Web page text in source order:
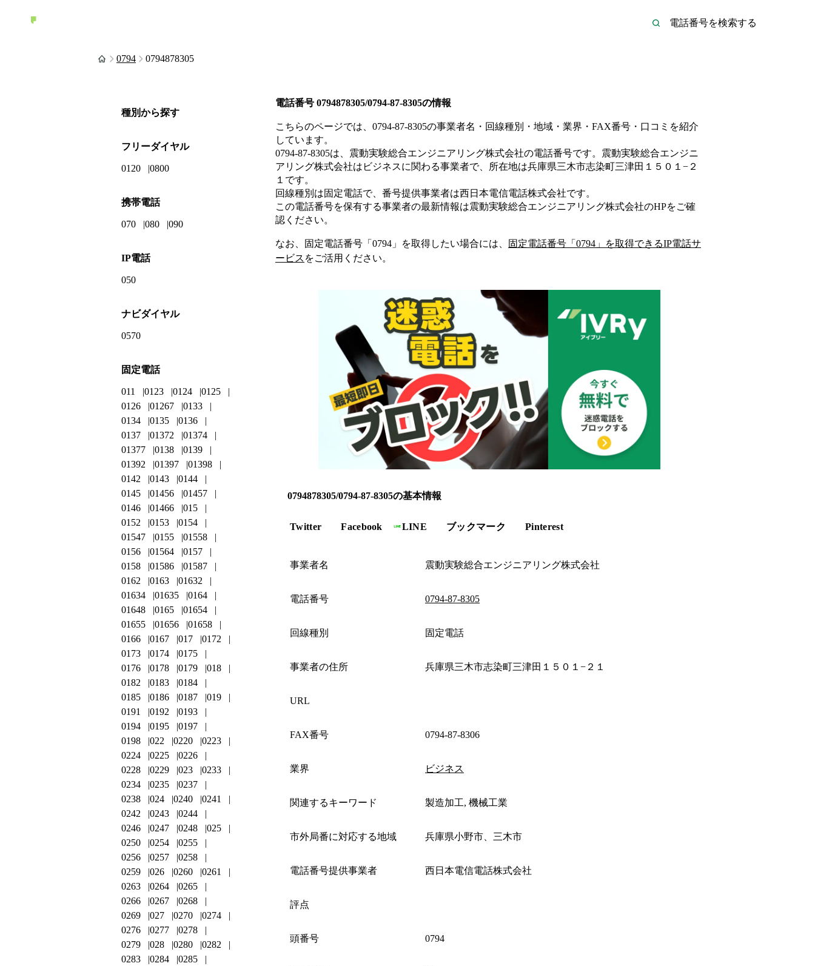
0794 0794878305
電話番号 0794878305/0794-87-8305の情報
こちらのページでは、 0794-87-8305の事業者名・回線種別・地域・業界・FAX番号・口コミを紹介
しています。
0794-87-8305は、 震動実験総合エンジニアリング株式会社の電話番号です。 震動実験総合エンジニ
アリング株式会社は ビジネスに関わる事業者で、所在地は兵庫県三木市志染町三津田１５０１−２
１ です。
回線種別は固定電話で、番号提供事業者は西日本電信電話株式会社です。
この電話番号を保有する事業者の最新情報は震動実験総合エンジニアリング株式会社のHPをご確
認ください。
なお、固定電話番号「 0794 」を取得したい場合には、 固定電話番号「 0794 」を取得できるIP電話サ
ービス をご活用ください。
0794878305/0794-87-8305の基本情報
Twitter Facebook LINE ブックマーク Pinterest
事業者名 震動実験総合エンジニアリング株式会社
電話番号 0794-87-8305
回線種別 固定電話
事業者の住所 兵庫県三木市志染町三津田１５０１−２１
URL
FAX番号 0794-87-8306
業界 ビジネス
関連するキーワード 製造加工, 機械工業
市外局番に対応する地域 兵庫県小野市、三木市
電話番号提供事業者 西日本電信電話株式会社
評点
頭番号 0794
種別から探す
フリーダイヤル
0120 0800
携帯電話
070 080 090
IP電話
050
ナビダイヤル
0570
固定電話
011 0123 0124
0125
0126
01267
0133
0134
0135
0136
0137
01372
01374
01377
0138
0139
01392
01397
01398
0142
0143
0144
0145
01456
01457
0146
01466
015
0152
0153
0154
01547
0155
01558
0156
01564
0157
0158
01586
01587
0162
0163
01632
01634
01635
0164
01648
0165
01654
01655
01656
01658
0166
0167 017
0172
0173
0174
0175
0176
0178 0179
018
0182
0183
0184
0185
0186 0187
019
0191
0192
0193
0194
0195
0197
0198
022 0220
0223
0224
0225
0226
0228
0229 023
0233
0234
0235
0237
0238
024 0240
0241
0242
0243
0244
0246
0247 0248
025
0250
0254
0255
0256
0257
0258
0259
026 0260
0261
0263
0264
0265
0266
0267
0268
0269
027 0270
0274
0276
0277
0278
0279
028 0280
0282
0283
0284
0285